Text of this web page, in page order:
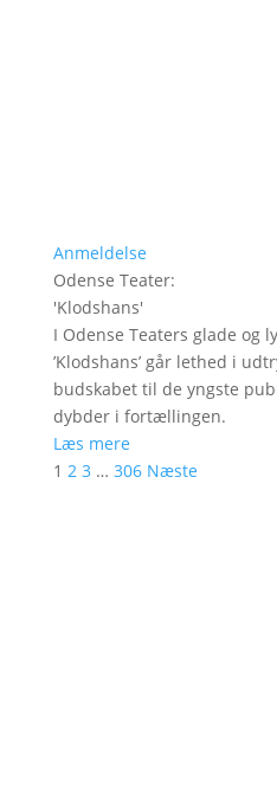
Anmeldelse
Odense Teater:
'Klodshans'
I Odense Teaters glade og
’Klodshans’ går lethed i
budskabet til de yngste
dybder i fortællingen.
Læs mere
1 2 3 … 306 Næste